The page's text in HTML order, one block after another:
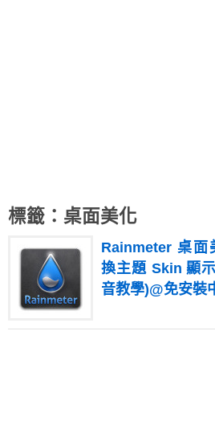
標籤：桌面美化
Rainmeter 桌
換主題 Skin 顯
音教學)@免安裝